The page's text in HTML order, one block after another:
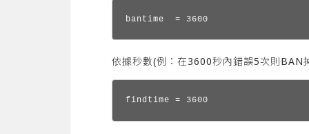
bantime  = 3600
依據秒數(例：在3600秒內錯誤5次則BAN
findtime = 3600